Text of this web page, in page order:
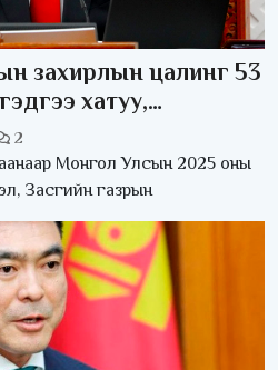
захирлын цалинг 53
хатуу,
хэлье
2
Монгол Улсын 2025 оны
Засгийн газрын